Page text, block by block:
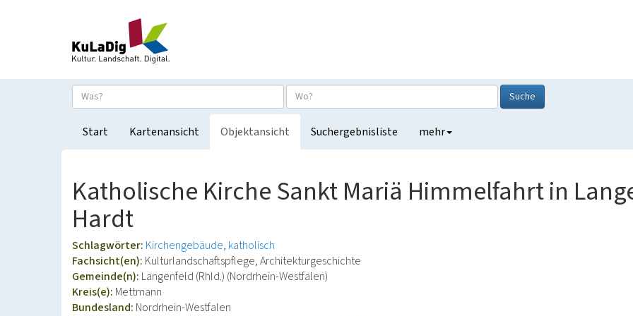
Suche
Start Kartenansicht Objektansicht Suchergebnisliste mehr
Katholische Kirche Sankt Mariä Himmelfahrt in
Hardt
Schlagwörter: Kirchengebäude katholisch
Fachsicht(en): Kulturlandschaftspflege, Architekturgeschichte
Gemeinde(n): Langenfeld (Rhld.) (Nordrhein-Westfalen)
Kreis(e): Mettmann
Bundesland: Nordrhein-Westfalen